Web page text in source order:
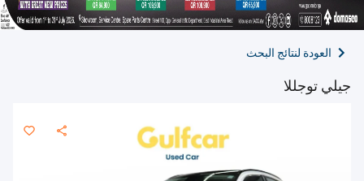
العودة لنتائج البحث
جيلي توجللا